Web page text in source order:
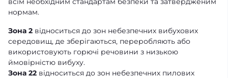
нормам.
Зона 2 відноситься до зон небезпечних вибухових
середовищ, де зберігаються, переробляють або
використовують горючі речовини з низькою
ймовірністю вибуху.
Зона 22 відноситься до зон небезпечних пилових